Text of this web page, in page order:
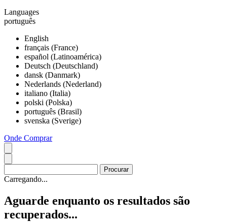
Languages
português
English
français (France)
español (Latinoamérica)
Deutsch (Deutschland)
dansk (Danmark)
Nederlands (Nederland)
italiano (Italia)
polski (Polska)
português (Brasil)
svenska (Sverige)
Onde Comprar
Carregando...
Aguarde enquanto os resultados são
recuperados...